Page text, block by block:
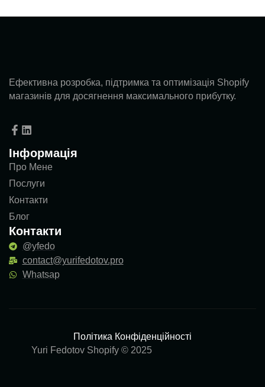
Ефективна розробка, підтримка та оптимізація Shopify
магазинів для досягнення максимального прибутку.
Інформація
Про Мене
Послуги
Контакти
Блог
Контакти
@yfedo
contact@yurifedotov.pro
Whatsap
Yuri Fedotov Shopify © 2025
Політика Конфіденційності